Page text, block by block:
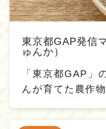
東京都GAP発信
ゅんか）
「東京都GAP」
んが育てた農作